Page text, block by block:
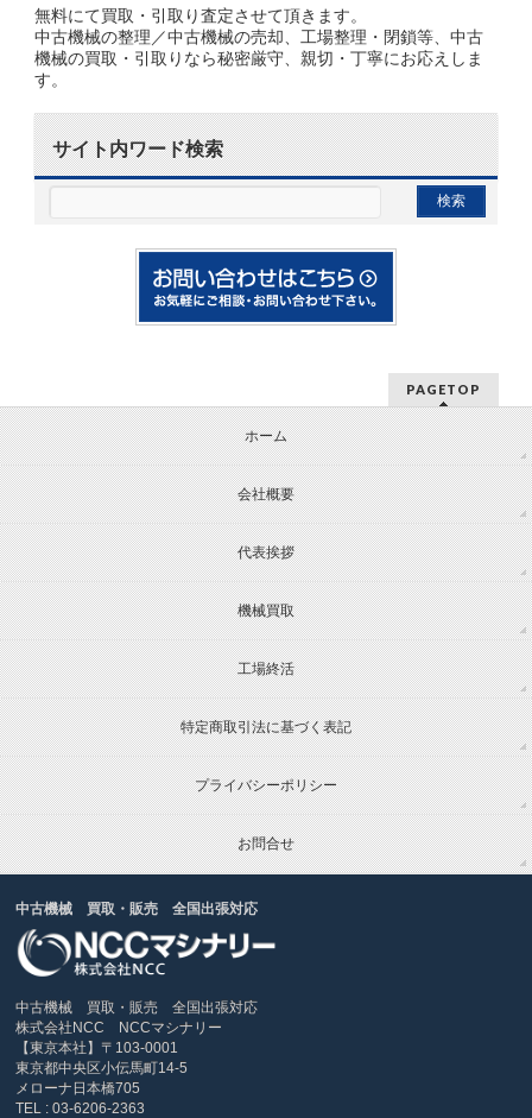
無料にて買取・引取り査定させて頂きます。
中古機械の整理／中古機械の売却、工場整理・閉鎖等、中古
機械の買取・引取りなら秘密厳守、親切・丁寧にお応えしま
す。
サイト内ワード検索
PAGETOP
ホーム
会社概要
代表挨拶
機械買取
工場終活
特定商取引法に基づく表記
プライバシーポリシー
お問合せ
中古機械 買取・販売 全国出張対応
中古機械 買取・販売 全国出張対応
株式会社NCC NCCマシナリー
【東京本社】〒103-0001
東京都中央区小伝馬町14-5
メローナ日本橋705
TEL : 03-6206-2363